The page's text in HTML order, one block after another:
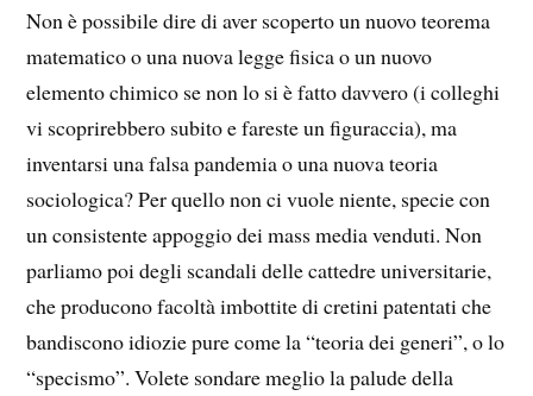
Non è possibile dire di aver scoperto un nuovo teorema
matematico o una nuova legge fisica o un nuovo
elemento chimico se non lo si è fatto davvero (i colleghi
vi scoprirebbero subito e fareste un figuraccia), ma
inventarsi una falsa pandemia o una nuova teoria
sociologica? Per quello non ci vuole niente, specie con
un consistente appoggio dei mass media venduti. Non
parliamo poi degli scandali delle cattedre universitarie,
che producono facoltà imbottite di cretini patentati che
bandiscono idiozie pure come la “teoria dei generi”, o lo
“specismo”. Volete sondare meglio la palude della